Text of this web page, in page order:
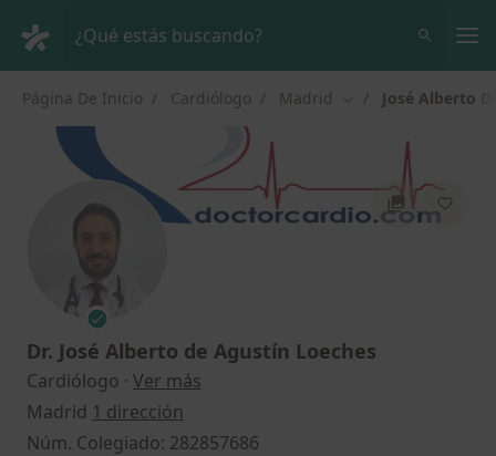
¿Qué estás buscando?
Página De Inicio Cardiólogo Madrid Cambiar de ciudad
José Alberto
Dr. José Alberto de Agustín Loeches
Cardiólogo · Ver más
Madrid 1 dirección
Núm. Colegiado: 282857686